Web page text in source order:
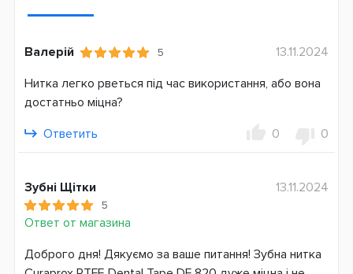
Валерій 5
13.11.2024
Нитка легко рветься під час використання, або вона
достатньо міцна?
Ответить
0 0
Зубні Щітки
5
Ответ от магазина
13.11.2024
Доброго дня! Дякуємо за ваше питання! Зубна нитка